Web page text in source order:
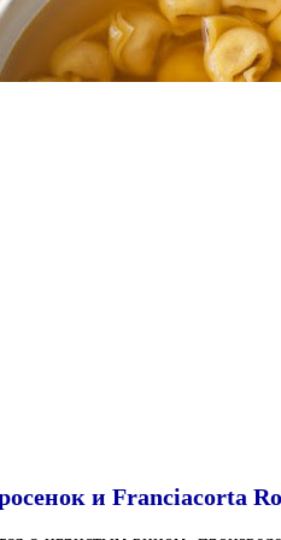
и Franciacorta